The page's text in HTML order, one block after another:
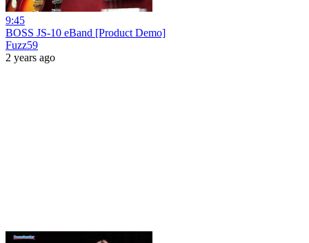
9:45
BOSS JS-10 eBand [Product Demo]
Fuzz59
2 years ago